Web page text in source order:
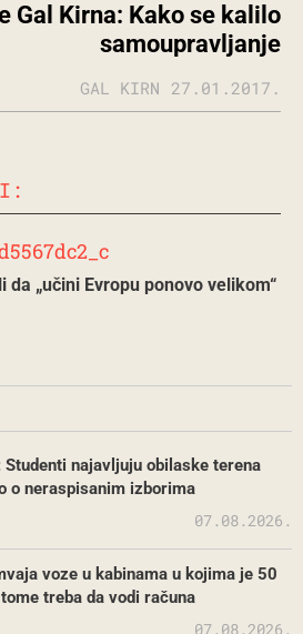
Gal Kirna: Kako se kalilo
samoupravljanje
GAL KIRN 27.01.2017.
da „učini Evropu ponovo velikom“
Studenti najavljuju obilaske terena
o neraspisanim izborima
07.08.2026.
voze u kabinama u kojima je 50
treba da vodi računa
07.08.2026.